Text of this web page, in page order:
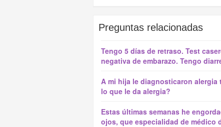
Preguntas relacionadas
Tengo 5 días de retraso. Test
negativa de embarazo. Tengo
A mi hija le diagnosticaron alergia
lo que le da alergia?
Estas últimas semanas he
ojos, que especialidad de médico